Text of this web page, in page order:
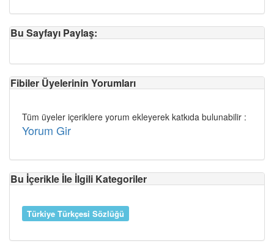
Bu Sayfayı Paylaş:
Fibiler Üyelerinin Yorumları
Tüm üyeler içeriklere yorum ekleyerek katkıda bulunabilir :
Yorum Gir
Bu İçerikle İle İlgili Kategoriler
Türkiye Türkçesi Sözlüğü